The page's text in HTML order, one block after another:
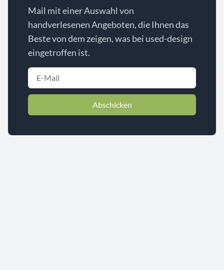
Mail mit einer Auswahl von
handverlesenen Angeboten, die Ihnen das
Beste von dem zeigen, was bei used-design
eingetroffen ist.
Abschicken